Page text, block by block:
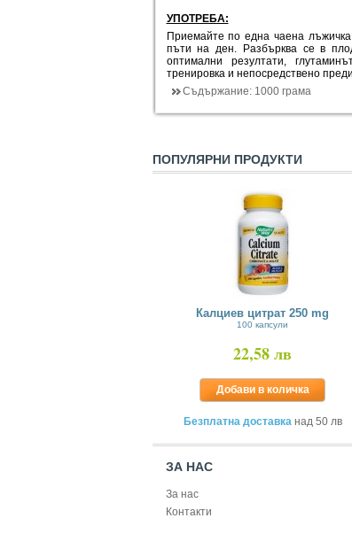
УПОТРЕБА:
Приемайте по една чаена
пъти на ден. Разбърква се в
оптимални резултати,
тренировка и непосредствено
Съдържание:1000 грама
ПОПУЛЯРНИ ПРОДУКТИ
Калциев цитрат 250 mg
100 капсули
22,58 лв
Добави в количка
Безплатна доставка над 50 лв
ЗА НАС
За нас
Контакти